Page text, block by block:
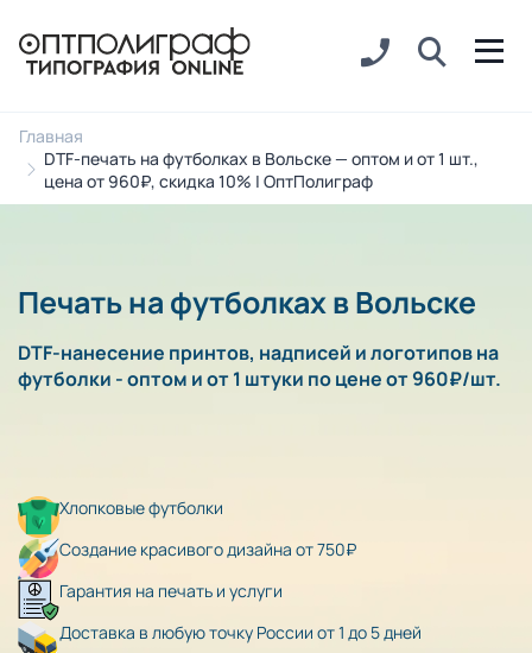
Главная
DTF-печать на футболках в Вольске — оптом и от 1 шт.,
цена от 960₽, скидка 10% | ОптПолиграф
Печать на футболках в Вольске
DTF-нанесение принтов, надписей и логотипов на
футболки - оптом и от 1 штуки по цене от 960₽/шт.
Хлопковые футболки
Создание красивого дизайна от 750₽
Гарантия на печать и услуги
Доставка в любую точку России от 1 до 5 дней